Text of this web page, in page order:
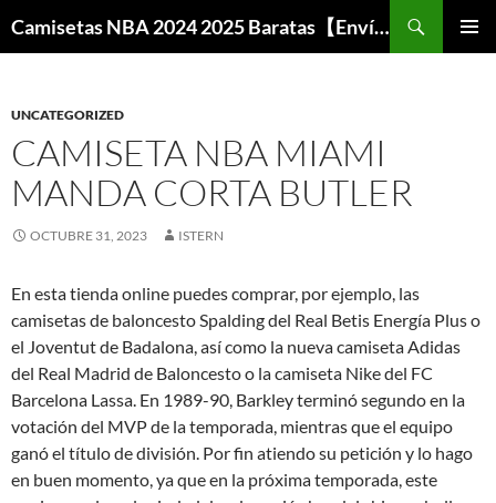
Camisetas NBA 2024 2025 Baratas【Envío Gratis】
UNCATEGORIZED
CAMISETA NBA MIAMI
MANDA CORTA BUTLER
OCTUBRE 31, 2023 ISTERN
En esta tienda online puedes comprar, por ejemplo, las
camisetas de baloncesto Spalding del Real Betis Energía Plus o
el Joventut de Badalona, así como la nueva camiseta Adidas
del Real Madrid de Baloncesto o la camiseta Nike del FC
Barcelona Lassa. En 1989-90, Barkley terminó segundo en la
votación del MVP de la temporada, mientras que el equipo
ganó el título de división. Por fin atiendo su petición y lo hago
en buen momento, ya que en la próxima temporada, este